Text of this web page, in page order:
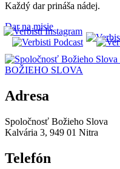
Každý dar prináša nádej.
Dar na misie
BOŽIEHO SLOVA
Adresa
Spoločnosť Božieho Slova
Kalvária 3, 949 01 Nitra
Telefón